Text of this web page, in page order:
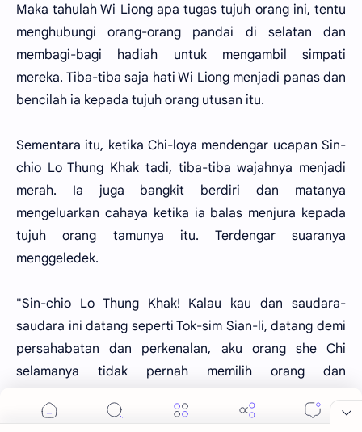
Maka tahulah Wi Liong apa tugas tujuh orang ini, tentu
menghubungi orang-orang pandai di selatan dan
membagi-bagi hadiah untuk mengambil simpati
mereka. Tiba-tiba saja hati Wi Liong menjadi panas dan
bencilah ia kepada tujuh orang utusan itu.
Sementara itu, ketika Chi-loya mendengar ucapan Sin-
chio Lo Thung Khak tadi, tiba-tiba wajahnya menjadi
merah. Ia juga bangkit berdiri dan matanya
mengeluarkan cahaya ketika ia balas menjura kepada
tujuh orang tamunya itu. Terdengar suaranya
menggeledek.
"Sin-chio Lo Thung Khak! Kalau kau dan saudara-
saudara ini datang seperti Tok-sim Sian-li, datang demi
persahabatan dan perkenalan, aku orang she Chi
selamanya tidak pernah memilih orang dan
membawa pesan raja yang sama sekali tidak ada